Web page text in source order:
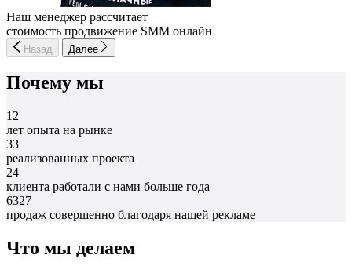
Наш менеджер рассчитает
стоимость продвижение SMM онлайн
Назад Далее
Почему мы
12
лет опыта на рынке
33
реализованных проекта
24
клиента работали с нами больше года
6327
продаж совершенно благодаря нашей рекламе
Что мы делаем